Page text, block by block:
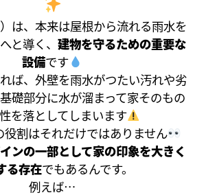
は、本来は屋根から流れる雨水を
と導く、 建物を守るための重要な
設備です
ば、外壁を雨水がつたい汚れや劣
礎部分に水が溜まって家そのもの
を落としてしまいます
役割はそれだけではありません
ンの一部として家の印象を大きく
る存在でもあるんです。
例えば…